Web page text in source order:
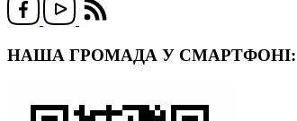
НАША ГРОМАДА У СМАРТФОНІ: